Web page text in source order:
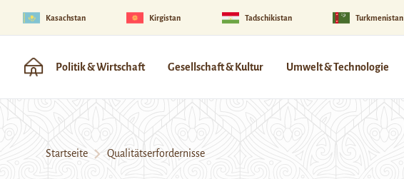
Kasachstan Kirgistan Tadschikistan Turkmenistan
Politik & Wirtschaft Gesellschaft & Kultur Umwelt & Technologie
Startseite Qualitätserfordernisse